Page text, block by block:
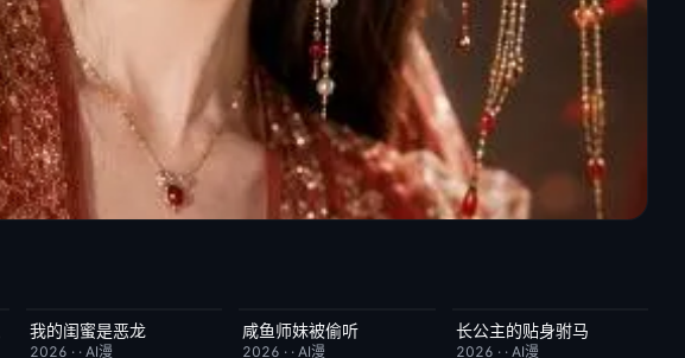
完结
我的闺蜜是恶龙
2026 · · AI漫
完结
咸鱼师妹被偷听
2026 · ·AI漫
完结
长公主的贴身驸马
2026 · · AI漫